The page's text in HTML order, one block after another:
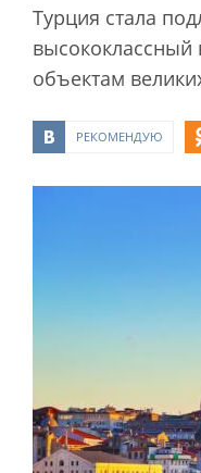
Турция стала
высококлассный
объектам
РЕКОМЕНДУЮ